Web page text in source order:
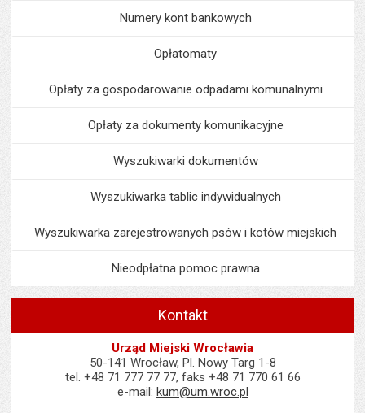
Numery kont bankowych
Opłatomaty
Opłaty za gospodarowanie odpadami komunalnymi
Opłaty za dokumenty komunikacyjne
Wyszukiwarki dokumentów
Wyszukiwarka tablic indywidualnych
Wyszukiwarka zarejestrowanych psów i kotów miejskich
Nieodpłatna pomoc prawna
Kontakt
Urząd Miejski Wrocławia
50-141 Wrocław, Pl. Nowy Targ 1-8
tel. +48 71 777 77 77, faks +48 71 770 61 66
e-mail: kum@um.wroc.pl